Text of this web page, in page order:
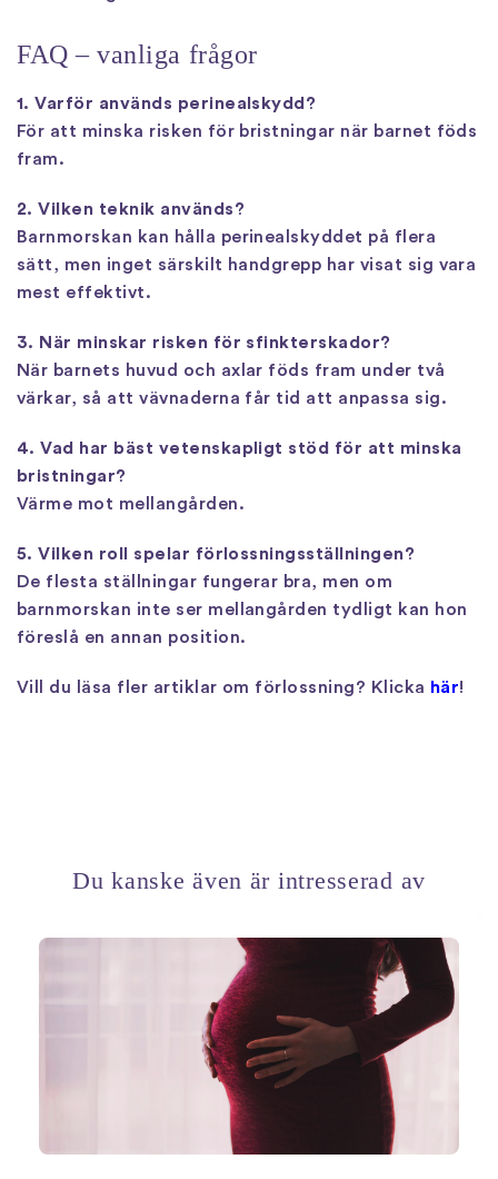
FAQ – vanliga frågor
1. Varför används perinealskydd?
För att minska risken för bristningar när barnet föds
fram.
2. Vilken teknik används?
Barnmorskan kan hålla perinealskyddet på flera
sätt, men inget särskilt handgrepp har visat sig vara
mest effektivt.
3. När minskar risken för sfinkterskador?
När barnets huvud och axlar föds fram under två
värkar, så att vävnaderna får tid att anpassa sig.
4. Vad har bäst vetenskapligt stöd för att minska
bristningar?
Värme mot mellangården.
5. Vilken roll spelar förlossningsställningen?
De flesta ställningar fungerar bra, men om
barnmorskan inte ser mellangården tydligt kan hon
föreslå en annan position.
Vill du läsa fler artiklar om förlossning? Klicka här!
Du kanske även är intresserad av